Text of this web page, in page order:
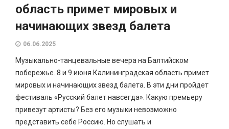
область примет мировых и
начинающих звезд балета
06.06.2025
Музыкально-танцевальные вечера на Балтийском
побережье. 8 и 9 июня Калининградская область примет
мировых и начинающих звезд балета. В эти дни пройдет
фестиваль «Русский балет навсегда». Какую премьеру
привезут артисты? Без его музыки невозможно
представить себе Россию. Но слушать и